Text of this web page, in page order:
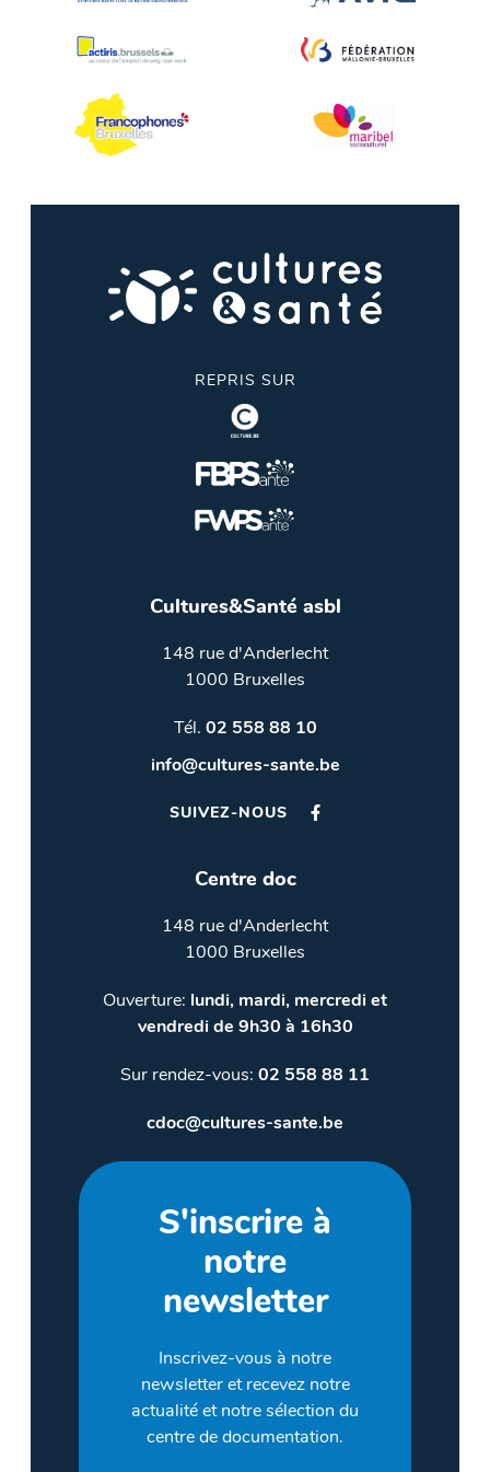
REPRIS SUR
Cultures&Santé asbl
148 rue d'Anderlecht
1000 Bruxelles
Tél. 02 558 88 10
info@cultures-sante.be
SUIVEZ-NOUS
Centre doc
148 rue d'Anderlecht
1000 Bruxelles
Ouverture: lundi, mardi, mercredi et
vendredi de 9h30 à 16h30
Sur rendez-vous: 02 558 88 11
cdoc@cultures-sante.be
S'inscrire à
notre
newsletter
Inscrivez-vous à notre
newsletter et recevez notre
actualité et notre sélection du
centre de documentation.